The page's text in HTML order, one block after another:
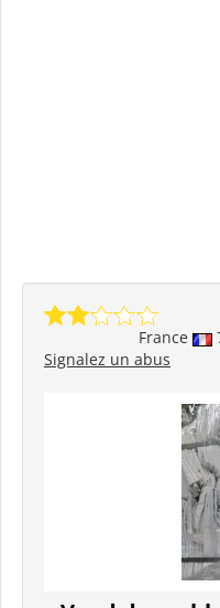
France
Signalez un abus